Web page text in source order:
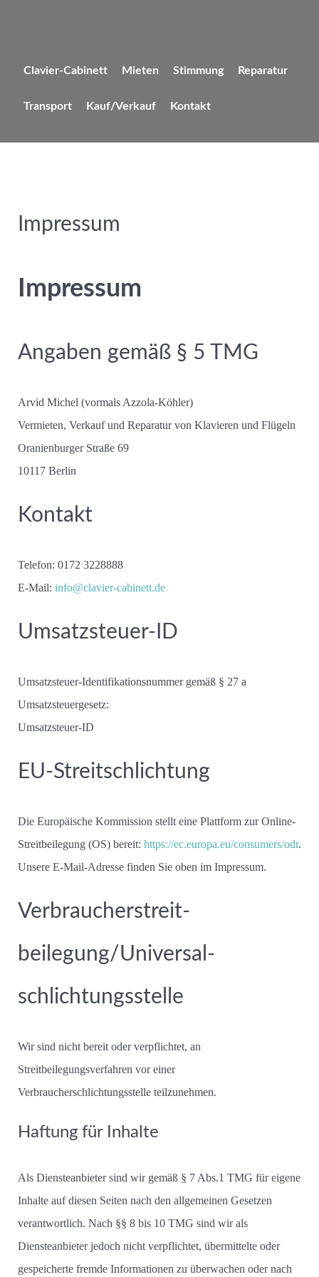
Clavier-Cabinett Mieten Stimmung Reparatur
Transport Kauf/Verkauf Kontakt
Impressum
Impressum
Angaben gemäß § 5 TMG
Arvid Michel (vormals Azzola-Köhler)
Vermieten, Verkauf und Reparatur von Klavieren und Flügeln
Oranienburger Straße 69
10117 Berlin
Kontakt
Telefon: 0172 3228888
E-Mail: info@clavier-cabinett.de
Umsatzsteuer-ID
Umsatzsteuer-Identifikationsnummer gemäß § 27 a
Umsatzsteuergesetz:
Umsatzsteuer-ID
EU-Streitschlichtung
Die Europäische Kommission stellt eine Plattform zur Online-
Streitbeilegung (OS) bereit: https://ec.europa.eu/consumers/odr.
Unsere E-Mail-Adresse finden Sie oben im Impressum.
Verbraucher­streit­
beilegung/Universal­
schlichtungs­stelle
Wir sind nicht bereit oder verpflichtet, an
Streitbeilegungsverfahren vor einer
Verbraucherschlichtungsstelle teilzunehmen.
Haftung für Inhalte
Als Diensteanbieter sind wir gemäß § 7 Abs.1 TMG für eigene
Inhalte auf diesen Seiten nach den allgemeinen Gesetzen
verantwortlich. Nach §§ 8 bis 10 TMG sind wir als
Diensteanbieter jedoch nicht verpflichtet, übermittelte oder
gespeicherte fremde Informationen zu überwachen oder nach